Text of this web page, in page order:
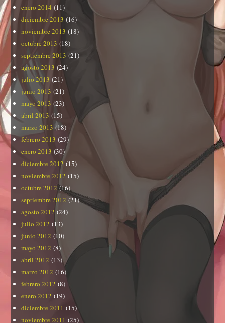
enero 2014 (11)
diciembre 2013 (16)
noviembre 2013 (18)
octubre 2013 (18)
septiembre 2013 (21)
agosto 2013 (24)
julio 2013 (21)
junio 2013 (21)
mayo 2013 (23)
abril 2013 (15)
marzo 2013 (18)
febrero 2013 (29)
enero 2013 (30)
diciembre 2012 (15)
noviembre 2012 (15)
octubre 2012 (16)
septiembre 2012 (21)
agosto 2012 (24)
julio 2012 (13)
junio 2012 (10)
mayo 2012 (8)
abril 2012 (13)
marzo 2012 (16)
febrero 2012 (8)
enero 2012 (19)
diciembre 2011 (15)
noviembre 2011 (25)